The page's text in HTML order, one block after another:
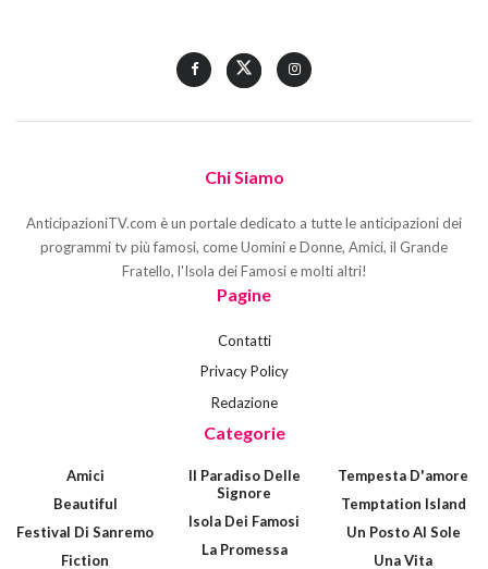
Chi Siamo
AnticipazioniTV.com è un portale dedicato a tutte le anticipazioni dei
programmi tv più famosi, come Uomini e Donne, Amici, il Grande
Fratello, l'Isola dei Famosi e molti altri!
Pagine
Contatti
Privacy Policy
Redazione
Categorie
Amici
Beautiful
Festival Di Sanremo
Fiction
Il Paradiso Delle
Signore
Isola Dei Famosi
La Promessa
Tempesta D'amore
Temptation Island
Un Posto Al Sole
Una Vita